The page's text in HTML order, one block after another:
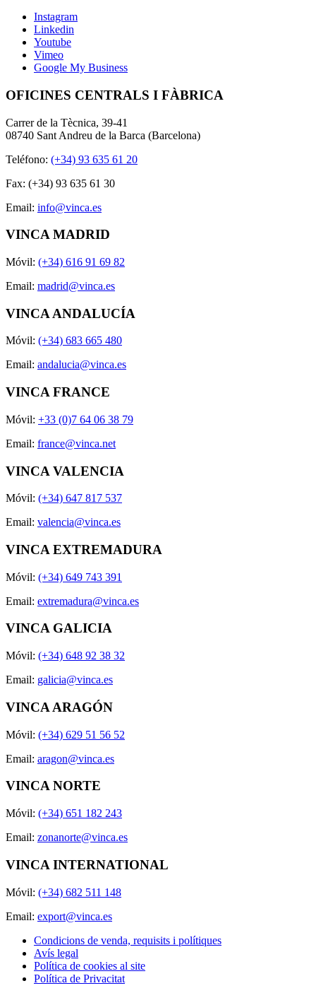
Instagram
Linkedin
Youtube
Vimeo
Google My Business
OFICINES CENTRALS I FÀBRICA
Carrer de la Tècnica, 39-41
08740 Sant Andreu de la Barca (Barcelona)
Teléfono: (+34) 93 635 61 20
Fax: (+34) 93 635 61 30
Email: info@vinca.es
VINCA MADRID
Móvil: (+34) 616 91 69 82
Email: madrid@vinca.es
VINCA ANDALUCÍA
Móvil: (+34) 683 665 480
Email: andalucia@vinca.es
VINCA FRANCE
Móvil: +33 (0)7 64 06 38 79
Email: france@vinca.net
VINCA VALENCIA
Móvil: (+34) 647 817 537
Email: valencia@vinca.es
VINCA EXTREMADURA
Móvil: (+34) 649 743 391
Email: extremadura@vinca.es
VINCA GALICIA
Móvil: (+34) 648 92 38 32
Email: galicia@vinca.es
VINCA ARAGÓN
Móvil: (+34) 629 51 56 52
Email: aragon@vinca.es
VINCA NORTE
Móvil: (+34) 651 182 243
Email: zonanorte@vinca.es
VINCA INTERNATIONAL
Móvil: (+34) 682 511 148
Email: export@vinca.es
Condicions de venda, requisits i polítiques
Avís legal
Política de cookies al site
Política de Privacitat